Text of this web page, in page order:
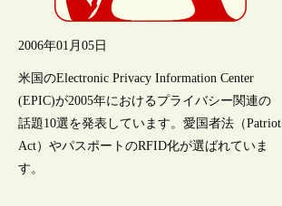
2006年01月05日
米国のElectronic Privacy Information Center
(EPIC)が2005年におけるプライバシー関連の
話題10選を発表しています。愛国者法（Patriot
Act）やパスポートのRFID化が選ばれていま
す。